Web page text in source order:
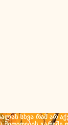
სხვა რამ არ